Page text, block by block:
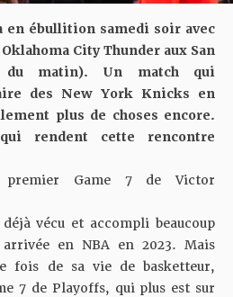
en ébullition samedi soir avec
City Thunder aux San
du matin). Un match qui
des New York Knicks en
plus de choses encore.
rendent cette rencontre
Game 7 de Victor
vécu et accompli beaucoup
en NBA en 2023. Mais
fois de sa vie de basketteur,
7 de Playoffs, qui plus est sur